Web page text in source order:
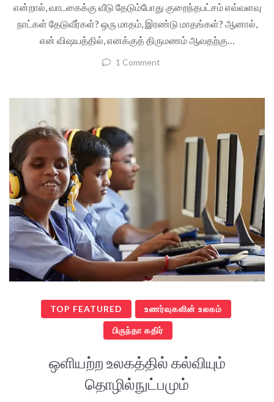
என்றால், வாடகைக்கு வீடு தேடும்போது குறைந்தபட்சம் எவ்வளவு
நாட்கள் தேடுவீர்கள்? ஒரு மாதம், இரண்டு மாதங்கள்? ஆனால்,
என் விஷயத்தில், எனக்குத் திருமணம் ஆவதற்கு…
1 Comment
TOP FEATURED உணர்வுகளின் உலகம்
பிருந்தா கதிர்
ஒளியற்ற உலகத்தில் கல்வியும்
தொழில்நுட்பமும்